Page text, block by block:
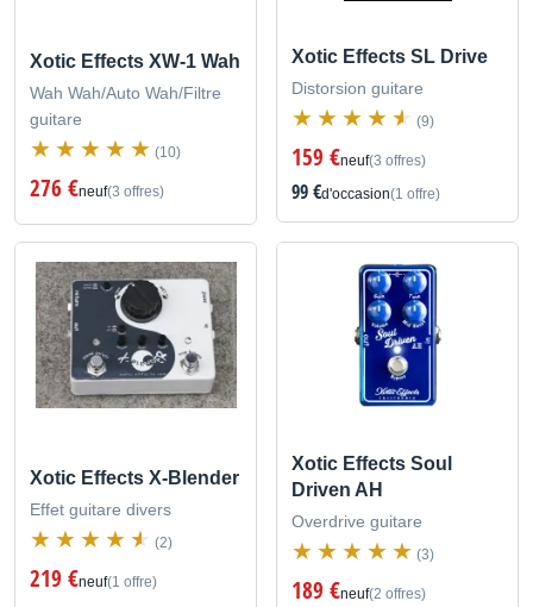
Xotic Effects XW-1 Wah
Wah Wah/Auto Wah/Filtre
guitare
(10)
276 €neuf(3 offres)
Xotic Effects SL Drive
Distorsion guitare
(9)
159 €neuf(3 offres)
99 €d'occasion(1 offre)
Xotic Effects X-Blender
Effet guitare divers
(2)
219 €neuf(1 offre)
Xotic Effects Soul
Driven AH
Overdrive guitare
(3)
189 €neuf(2 offres)